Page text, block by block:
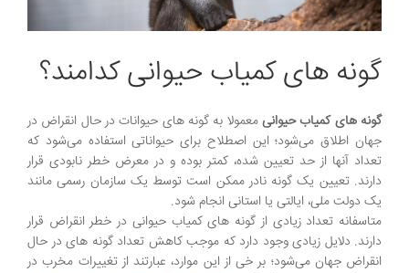
گونه های کمیاب حیوانی کدامند؟
گونه های کمیاب حیوانیمعمولا به گونه های حیوانات در حال انقراض در
جهان اطلاق می‌شود؛ این اصطلاح برای حیواناتی استفاده می‌شود که
تعداد آنها از حد تعیین شده، کمتر بوده و در معرض خطر نابودی قرار
دارند. تعیین یک گونه نادر ممکن است توسط یک سازمان رسمی مانند
یک دولت ملی، ایالتی یا استانی انجام شود.
متاسفانه تعداد زیادی از گونه های کمیاب حیوانی در خطر انقراض قرار
دارند. دلایل زیادی وجود دارد که موجب کاهش تعداد گونه های در حال
انقراض جهان می‌شود؛ بر خی از این موارد، عبارتند از تغییرات مخرب در